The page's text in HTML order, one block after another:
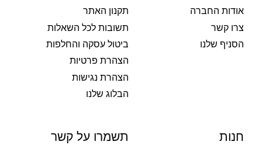
אודות החברה
צרו קשר
הסניף שלנו
תקנון האתר
תשובות לכל השאלות
ביטול עסקה והחלפות
הצהרת פרטיות
הצהרת נגישות
הבלוג שלנו
חנות תשמרו על קשר